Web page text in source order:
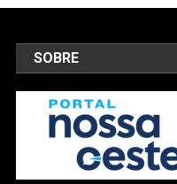
SOBRE